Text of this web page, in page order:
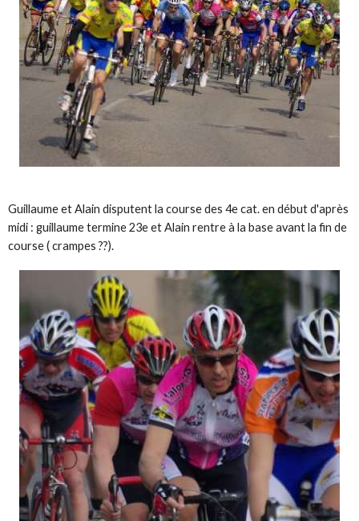
Guillaume et Alain disputent la course des 4e cat. en début d'après
midi : guillaume termine 23e et Alain rentre à la base avant la fin de
course ( crampes ??).